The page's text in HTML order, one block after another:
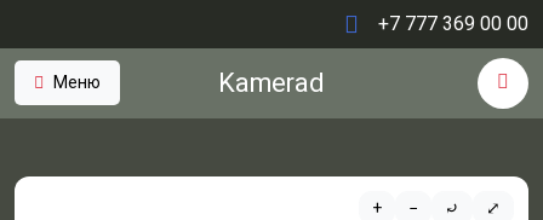
+7 777 369 00 00
Меню Kamerad
+ − ⤾ ⤢